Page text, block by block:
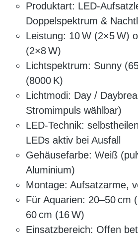
Produktart: LED-
Doppelspektrum &
Leistung: 10 W (2×5 W)
(2×8 W)
Lichtspektrum: Sunny
(8000 K)
Lichtmodi: Day /
Stromimpuls wählbar)
LED-Technik:
LEDs aktiv bei Ausfall
Gehäusefarbe: Weiß
Aluminium)
Montage: Aufsatzarme,
Für Aquarien: 20–50 cm
60 cm (16 W)
Einsatzbereich: Offen